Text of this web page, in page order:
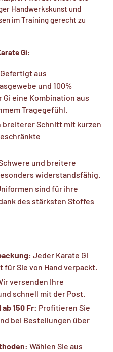
Handwerkskunst und
im Training gerecht zu
Gi:
Gefertigt aus
und 100%
eine Kombination aus
Tragegefühl.
breiterer Schnitt mit kurzen
und breitere
widerstandsfähig.
sind für ihre
des stärksten Stoffes
Jeder Karate Gi
Sie von Hand verpackt.
versenden Ihre
schnell mit der Post.
150 Fr: Profitieren Sie
bei Bestellungen über
Wählen Sie aus